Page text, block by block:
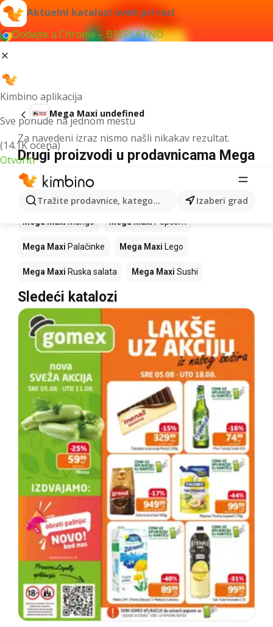
Aktuelni katalozi uvek pri ruci
Dodajte u Chrome – BESPLATNO
Kimbino aplikacija
Sve ponude na jednom mestu
(14.1K ocena)
Otvoriti
Tražite prodavnice, kategorije, proizvode...Izaberi grad
Mega Maxi undefined
Za navedeni izraz nismo našli nikakav rezultat.
Drugi proizvodi u prodavnicama Mega
Maxi
Mega Maxi Mega Maxi
Mega Maxi Mango Mega Maxi Popcorn
Mega Maxi Palačinke Mega Maxi Lego
Mega Maxi Ruska salata Mega Maxi Sushi
Sledeći katalozi